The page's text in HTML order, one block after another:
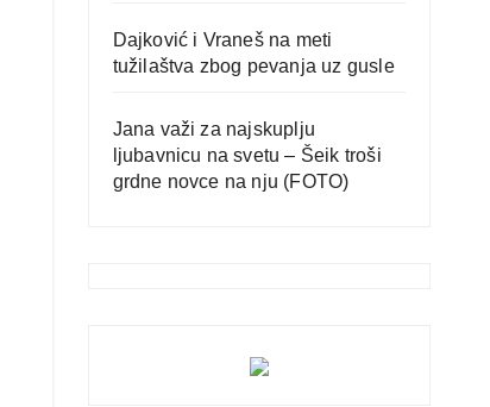
Dajković i Vraneš na meti
tužilaštva zbog pevanja uz gusle
Jana važi za najskuplju
ljubavnicu na svetu – Šeik troši
grdne novce na nju (FOTO)